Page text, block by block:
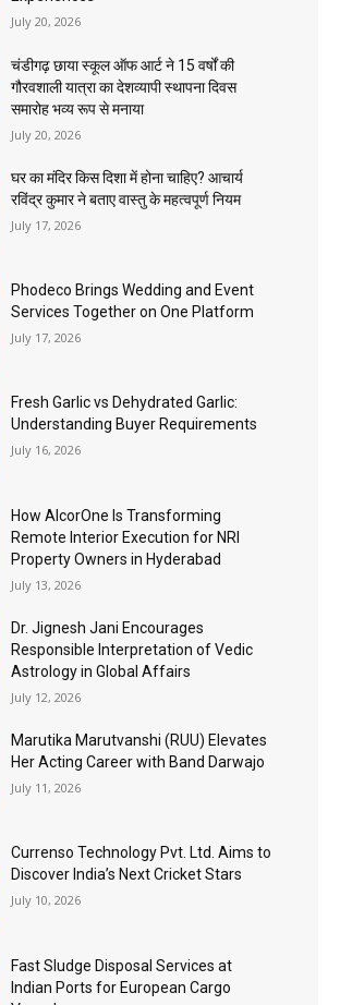
July 20, 2026
चंडीगढ़ छाया स्कूल ऑफ आर्ट ने 15 वर्षों की
गौरवशाली यात्रा का देशव्यापी स्थापना दिवस
समारोह भव्य रूप से मनाया
July 20, 2026
घर का मंदिर किस दिशा में होना चाहिए? आचार्य
रविंद्र कुमार ने बताए वास्तु के महत्वपूर्ण नियम
July 17, 2026
Phodeco Brings Wedding and Event
Services Together on One Platform
July 17, 2026
Fresh Garlic vs Dehydrated Garlic:
Understanding Buyer Requirements
July 16, 2026
How AlcorOne Is Transforming
Remote Interior Execution for NRI
Property Owners in Hyderabad
July 13, 2026
Dr. Jignesh Jani Encourages
Responsible Interpretation of Vedic
Astrology in Global Affairs
July 12, 2026
Marutika Marutvanshi (RUU) Elevates
Her Acting Career with Band Darwajo
July 11, 2026
Currenso Technology Pvt. Ltd. Aims to
Discover India’s Next Cricket Stars
July 10, 2026
Fast Sludge Disposal Services at
Indian Ports for European Cargo